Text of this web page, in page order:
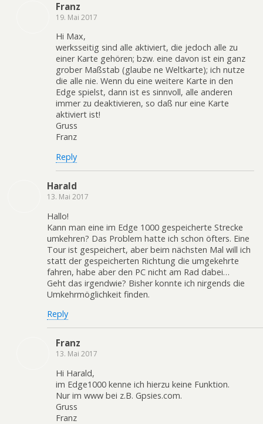
Franz
19. Mai 2017
Hi Max,
werksseitig sind alle aktiviert, die jedoch alle zu
einer Karte gehören; bzw. eine davon ist ein ganz
grober Maßstab (glaube ne Weltkarte); ich nutze
die alle nie. Wenn du eine weitere Karte in den
Edge spielst, dann ist es sinnvoll, alle anderen
immer zu deaktivieren, so daß nur eine Karte
aktiviert ist!
Gruss
Franz
Reply
Harald
13. Mai 2017
Hallo!
Kann man eine im Edge 1000 gespeicherte Strecke
umkehren? Das Problem hatte ich schon öfters. Eine
Tour ist gespeichert, aber beim nächsten Mal will ich
statt der gespeicherten Richtung die umgekehrte
fahren, habe aber den PC nicht am Rad dabei…
Geht das irgendwie? Bisher konnte ich nirgends die
Umkehrmöglichkeit finden.
Reply
Franz
13. Mai 2017
Hi Harald,
im Edge1000 kenne ich hierzu keine Funktion.
Nur im www bei z.B. Gpsies.com.
Gruss
Franz